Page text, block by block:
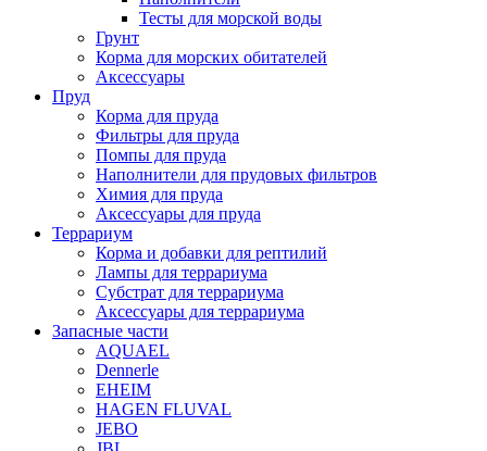
Тесты для морской воды
Грунт
Корма для морских обитателей
Аксессуары
Пруд
Корма для пруда
Фильтры для пруда
Помпы для пруда
Наполнители для прудовых фильтров
Химия для пруда
Аксессуары для пруда
Террариум
Корма и добавки для рептилий
Лампы для террариума
Субстрат для террариума
Аксессуары для террариума
Запасные части
AQUAEL
Dennerle
EHEIM
HAGEN FLUVAL
JEBO